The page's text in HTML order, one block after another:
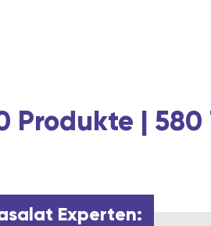
Produkte | 580
Experten: